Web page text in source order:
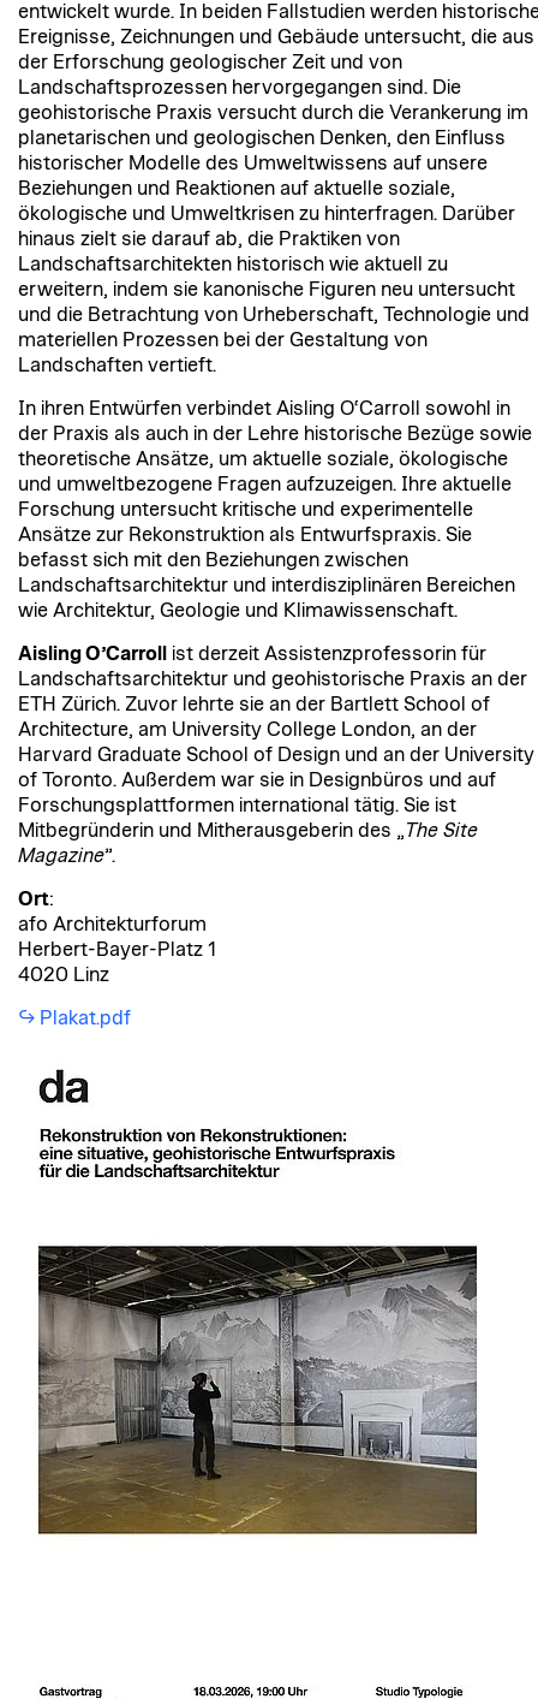
entwickelt wurde. In beiden Fallstudien werden
Ereignisse, Zeichnungen und Gebäude untersucht, die aus
der Erforschung geologischer Zeit und von
Landschaftsprozessen hervorgegangen sind. Die
geohistorische Praxis versucht durch die Verankerung im
planetarischen und geologischen Denken, den Einfluss
historischer Modelle des Umweltwissens auf unsere
Beziehungen und Reaktionen auf aktuelle soziale,
ökologische und Umweltkrisen zu hinterfragen. Darüber
hinaus zielt sie darauf ab, die Praktiken von
Landschaftsarchitekten historisch wie aktuell zu
erweitern, indem sie kanonische Figuren neu untersucht
und die Betrachtung von Urheberschaft, Technologie und
materiellen Prozessen bei der Gestaltung von
Landschaften vertieft.
In ihren Entwürfen verbindet Aisling O‘Carroll sowohl in
der Praxis als auch in der Lehre historische Bezüge sowie
theoretische Ansätze, um aktuelle soziale, ökologische
und umweltbezogene Fragen aufzuzeigen. Ihre aktuelle
Forschung untersucht kritische und experimentelle
Ansätze zur Rekonstruktion als Entwurfspraxis. Sie
befasst sich mit den Beziehungen zwischen
Landschaftsarchitektur und interdisziplinären Bereichen
wie Architektur, Geologie und Klimawissenschaft.
Aisling O’Carroll
ist derzeit Assistenzprofessorin für
Landschaftsarchitektur und geohistorische Praxis an der
ETH Zürich. Zuvor lehrte sie an der Bartlett School of
Architecture, am University College London, an der
Harvard Graduate School of Design und an der University
of Toronto. Außerdem war sie in Designbüros und auf
Forschungsplattformen international tätig. Sie ist
Mitbegründerin und Mitherausgeberin des „The Site
Magazine”.
Ort:
afo Architekturforum
Herbert-Bayer-Platz 1
4020 Linz
Plakat.pdf